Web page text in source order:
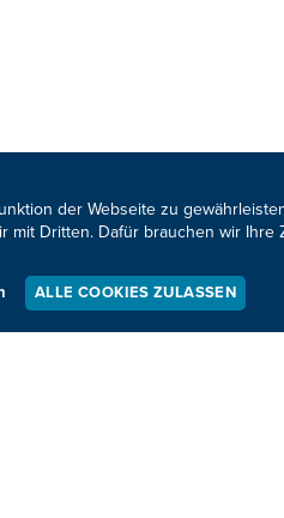
der Webseite zu
mit Dritten. Dafür brauchen wir
ALLE COOKIES ZULASSEN